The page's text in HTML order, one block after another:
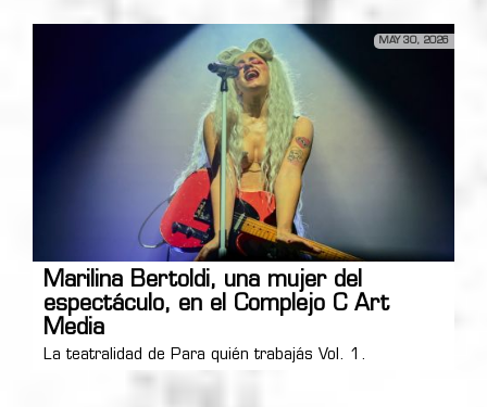
MAY 30, 2026
Marilina Bertoldi, una mujer del
espectáculo, en el Complejo C Art
Media
La teatralidad de Para quién trabajás Vol. 1.